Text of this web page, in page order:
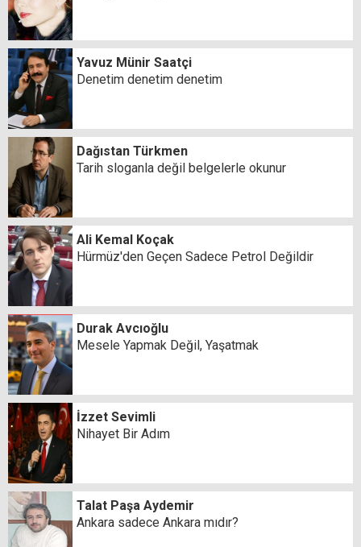
Yavuz Münir Saatçi
Denetim denetim denetim
Dağıstan Türkmen
Tarih sloganla değil belgelerle okunur
Ali Kemal Koçak
Hürmüz'den Geçen Sadece Petrol Değildir
Durak Avcıoğlu
Mesele Yapmak Değil, Yaşatmak
İzzet Sevimli
Nihayet Bir Adım
Talat Paşa Aydemir
Ankara sadece Ankara mıdır?